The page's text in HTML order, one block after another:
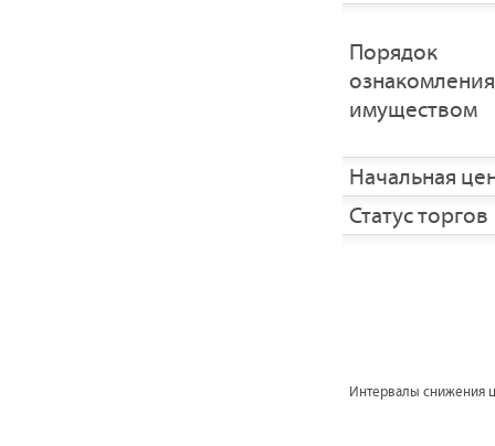
Порядок
имуществом
Начальная
Статус торгов
Интервалы снижения